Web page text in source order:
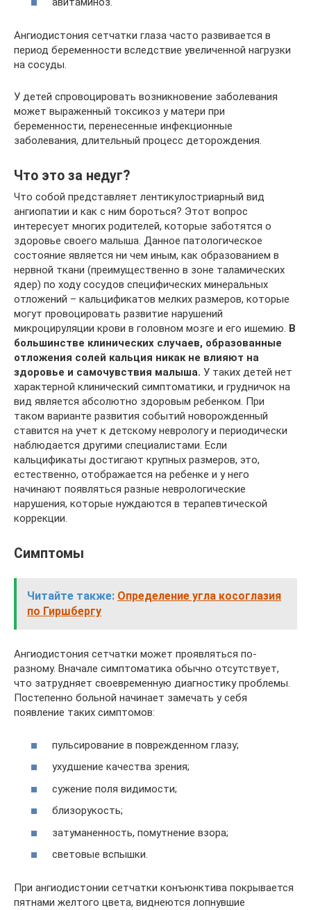
Ангиодистония сетчатки глаза часто развивается в
период беременности вследствие увеличенной нагрузки
на сосуды.
У детей спровоцировать возникновение заболевания
может выраженный токсикоз у матери при
беременности, перенесенные инфекционные
заболевания, длительный процесс деторождения.
Что это за недуг?
Что собой представляет лентикулостриарный вид
ангиопатии и как с ним бороться? Этот вопрос
интересует многих родителей, которые заботятся о
здоровье своего малыша. Данное патологическое
состояние является ни чем иным, как образованием в
нервной ткани (преимущественно в зоне таламических
ядер) по ходу сосудов специфических минеральных
отложений – кальцификатов мелких размеров, которые
могут провоцировать развитие нарушений
микроцируляции крови в головном мозге и его ишемию. В
большинстве клинических случаев, образованные
отложения солей кальция никак не влияют на
здоровье и самочувствия малыша. У таких детей нет
характерной клинический симптоматики, и грудничок на
вид является абсолютно здоровым ребенком. При
таком варианте развития событий новорожденный
ставится на учет к детскому неврологу и периодически
наблюдается другими специалистами. Если
кальцификаты достигают крупных размеров, это,
естественно, отображается на ребенке и у него
начинают появляться разные неврологические
нарушения, которые нуждаются в терапевтической
коррекции.
Симптомы
Читайте также: Определение угла косоглазия
по Гиршбергу
Ангиодистония сетчатки может проявляться по-
разному. Вначале симптоматика обычно отсутствует,
что затрудняет своевременную диагностику проблемы.
Постепенно больной начинает замечать у себя
появление таких симптомов:
пульсирование в поврежденном глазу;
ухудшение качества зрения;
сужение поля видимости;
близорукость;
затуманенность, помутнение взора;
световые вспышки.
При ангиодистонии сетчатки конъюнктива покрывается
пятнами желтого цвета, виднеются лопнувшие